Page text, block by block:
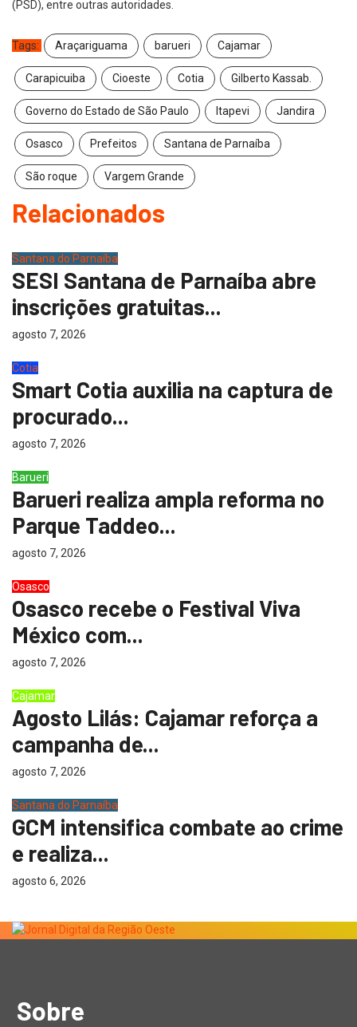
(PSD), entre outras autoridades.
Tags: Araçariguama barueri Cajamar
Carapicuiba Cioeste Cotia Gilberto Kassab.
Governo do Estado de São Paulo Itapevi Jandira
Osasco Prefeitos Santana de Parnaíba
São roque Vargem Grande
Relacionados
Santana do Parnaíba
SESI Santana de Parnaíba abre
inscrições gratuitas...
agosto 7, 2026
Cotia
Smart Cotia auxilia na captura de
procurado...
agosto 7, 2026
Barueri
Barueri realiza ampla reforma no
Parque Taddeo...
agosto 7, 2026
Osasco
Osasco recebe o Festival Viva
México com...
agosto 7, 2026
Cajamar
Agosto Lilás: Cajamar reforça a
campanha de...
agosto 7, 2026
Santana do Parnaíba
GCM intensifica combate ao crime
e realiza...
agosto 6, 2026
Sobre